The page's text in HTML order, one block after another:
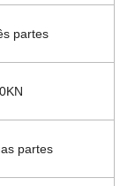
partes
partes